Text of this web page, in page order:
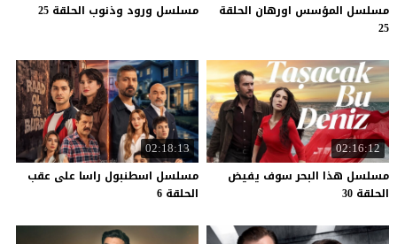
مسلسل المؤسس اورهان الحلقة
25
مسلسل ورود وذنوب الحلقة 25
02:16:12
مسلسل هذا البحر سوف يفيض
الحلقة 30
02:18:13
مسلسل اسطنبول راسا على عقب
الحلقة 6